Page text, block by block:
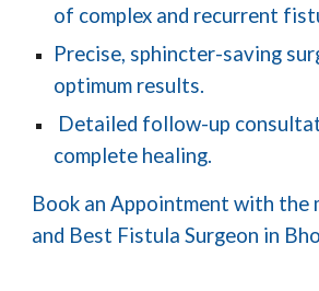
of complex and recurrent
Precise, sphincter-saving
optimum results.
Detailed follow-up
complete healing.
Book an Appointment with the
and Best Fistula Surgeon in